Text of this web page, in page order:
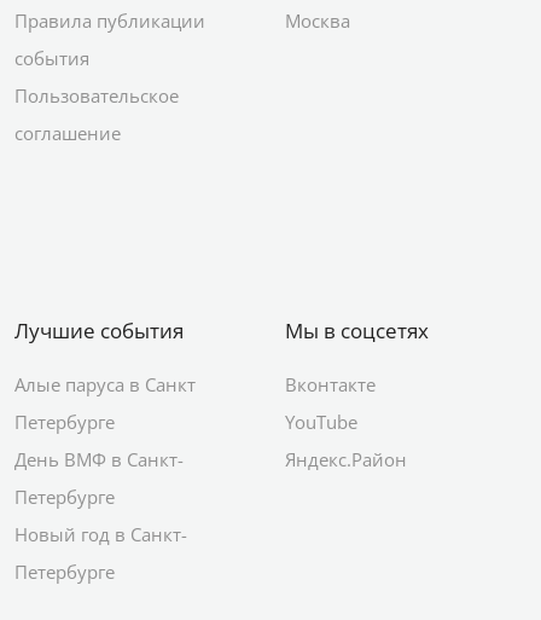
Правила публикации
события
Пользовательское
соглашение
Москва
Лучшие события
Алые паруса в Санкт
Петербурге
День ВМФ в Санкт-
Петербурге
Новый год в Санкт-
Петербурге
Мы в соцсетях
Вконтакте
YouTube
Яндекс.Район